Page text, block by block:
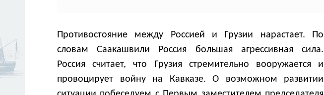
Противостояние между Россией и Грузии нарастает. По
словам Саакашвили Россия большая агрессивная сила.
Россия считает, что Грузия стремительно вооружается и
провоцирует войну на Кавказе. О возможном развитии